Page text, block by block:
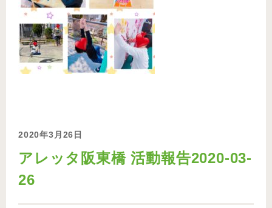
2020年3月26日
アレッタ阪東橋 活動報告2020-03-
26